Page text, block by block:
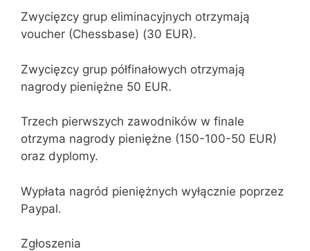
Zwycięzcy grup eliminacyjnych otrzymają
voucher (Chessbase) (30 EUR).
Zwycięzcy grup półfinałowych otrzymają
nagrody pieniężne 50 EUR.
Trzech pierwszych zawodników w finale
otrzyma nagrody pieniężne (150-100-50 EUR)
oraz dyplomy.
Wypłata nagród pieniężnych wyłącznie poprzez
Paypal.
Zgłoszenia